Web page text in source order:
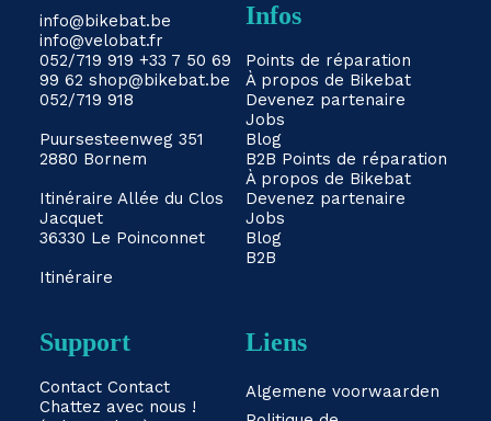
info@bikebat.be
info@velobat.fr
052/719 919 +33 7 50 69
99 62 shop@bikebat.be
052/719 918
Puursesteenweg 351
2880 Bornem
Itinéraire Allée du Clos
Jacquet
36330 Le Poinconnet
Itinéraire
Infos
Points de réparation
À propos de Bikebat
Devenez partenaire
Jobs
Blog
B2B Points de réparation
À propos de Bikebat
Devenez partenaire
Jobs
Blog
B2B
Support
Contact Contact
Chattez avec nous !
Liens
Algemene voorwaarden